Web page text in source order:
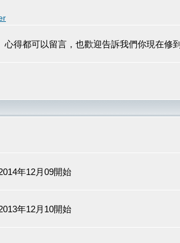
得都可以留言，也歡迎告訴我們你現在修
年12月09開始
年12月10開始